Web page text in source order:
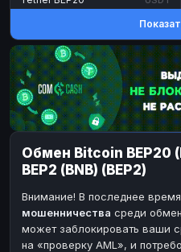
DASH
Toncoin TON
Dogecoin DOGE
TRX TRON
Bitcoin Cash BCH
BinanceCoin BEP20
Ether Classic
SOL
Ripple XRP
Обмен Bitcoin BEP20
BEP2 (BNB) (BEP2)
Внимание! В последнее
мошенничества среди
может заблокировать ваши
на «проверку AML», и